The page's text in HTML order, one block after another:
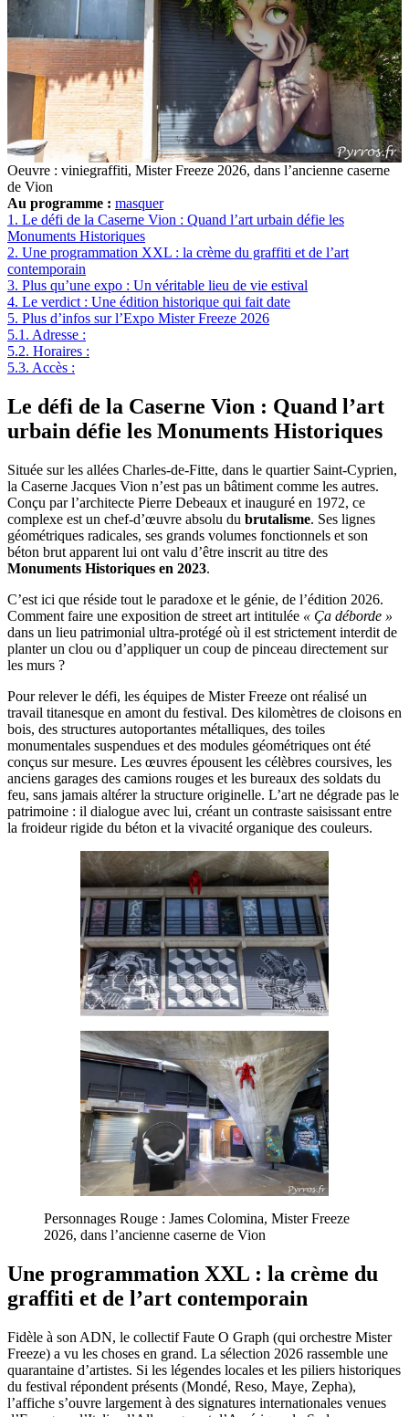
Oeuvre : viniegraffiti, Mister Freeze 2026, dans l’ancienne caserne
de Vion
Au programme : masquer
1. Le défi de la Caserne Vion : Quand l’art urbain défie les
Monuments Historiques
2. Une programmation XXL : la crème du graffiti et de l’art
contemporain
3. Plus qu’une expo : Un véritable lieu de vie estival
4. Le verdict : Une édition historique qui fait date
5. Plus d’infos sur l’Expo Mister Freeze 2026
5.1. Adresse :
5.2. Horaires :
5.3. Accès :
Le défi de la Caserne Vion : Quand l’art
urbain défie les Monuments Historiques
Située sur les allées Charles-de-Fitte, dans le quartier Saint-Cyprien,
la Caserne Jacques Vion n’est pas un bâtiment comme les autres.
Conçu par l’architecte Pierre Debeaux et inauguré en 1972, ce
complexe est un chef-d’œuvre absolu du brutalisme. Ses lignes
géométriques radicales, ses grands volumes fonctionnels et son
béton brut apparent lui ont valu d’être inscrit au titre des
Monuments Historiques en 2023.
C’est ici que réside tout le paradoxe et le génie, de l’édition 2026.
Comment faire une exposition de street art intitulée « Ça déborde »
dans un lieu patrimonial ultra-protégé où il est strictement interdit de
planter un clou ou d’appliquer un coup de pinceau directement sur
les murs ?
Pour relever le défi, les équipes de Mister Freeze ont réalisé un
travail titanesque en amont du festival. Des kilomètres de cloisons en
bois, des structures autoportantes métalliques, des toiles
monumentales suspendues et des modules géométriques ont été
conçus sur mesure. Les œuvres épousent les célèbres coursives, les
anciens garages des camions rouges et les bureaux des soldats du
feu, sans jamais altérer la structure originelle. L’art ne dégrade pas le
patrimoine : il dialogue avec lui, créant un contraste saisissant entre
la froideur rigide du béton et la vivacité organique des couleurs.
Personnages Rouge : James Colomina, Mister Freeze
2026, dans l’ancienne caserne de Vion
Une programmation XXL : la crème du
graffiti et de l’art contemporain
Fidèle à son ADN, le collectif Faute O Graph (qui orchestre Mister
Freeze) a vu les choses en grand. La sélection 2026 rassemble une
quarantaine d’artistes. Si les légendes locales et les piliers historiques
du festival répondent présents (Mondé, Reso, Maye, Zepha),
l’affiche s’ouvre largement à des signatures internationales venues